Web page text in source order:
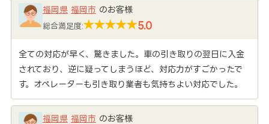
福岡県 福岡市 のお客様
総合満足度: 5.0
全ての対応が早く、驚きました。車の引き取りの翌日に入金
されており、逆に疑ってしまうほど、対応力がすごかったで
す。オペレーターも引き取り業者も気持ちよい対応でした。
福岡県 福岡市 のお客様